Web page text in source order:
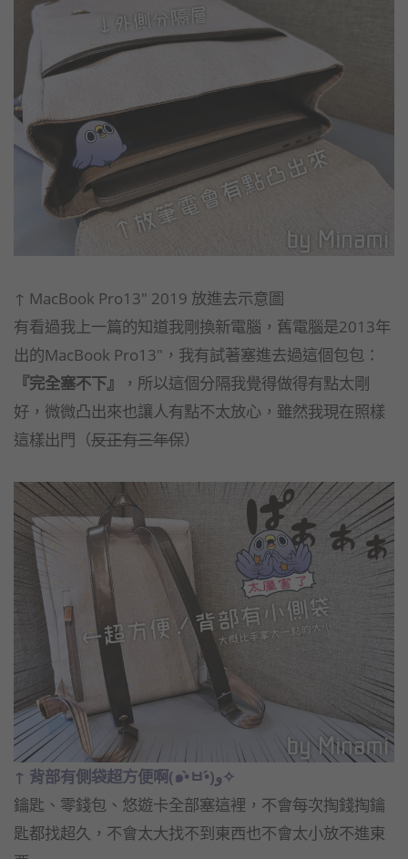
↑ MacBook Pro13" 2019 放進去示意圖
有看過我上一篇的知道我剛換新電腦，舊電腦是2013年
出的MacBook Pro13"，我有試著塞進去過這個包包：
『完全塞不下』
，所以這個分隔我覺得做得有點太剛
好，微微凸出來也讓人有點不太放心，雖然我現在照樣
這樣出門（反正有三年保）
↑ 背部有側袋超方便啊(๑•̀ㅂ•́)و✧
鑰匙、零錢包、悠遊卡全部塞這裡，不會每次掏錢掏鑰
匙都找超久，不會太大找不到東西也不會太小放不進東